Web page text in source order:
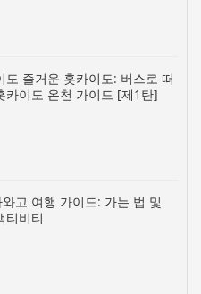
도 즐거운 홋카이도: 버스로 떠
카이도 온천 가이드 [제1탄]
고 여행 가이드: 가는 법 및
티비티